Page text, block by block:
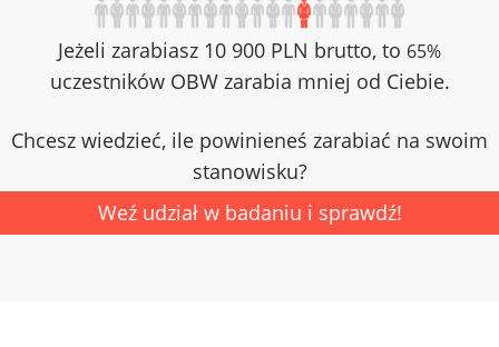
Jeżeli zarabiasz 10 900 PLN brutto, to 65%
uczestników OBW zarabia mniej od Ciebie.
Chcesz wiedzieć, ile powinieneś zarabiać na swoim
stanowisku?
Weź udział w badaniu i sprawdź!